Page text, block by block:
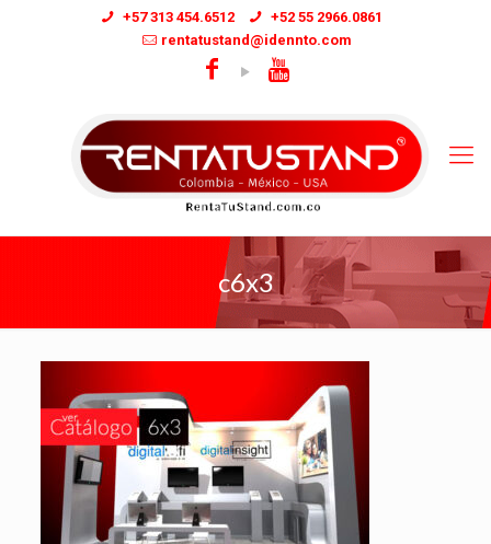
+57 313 454.6512
+52 55 2966.0861
rentatustand@idennto.com
c6x3